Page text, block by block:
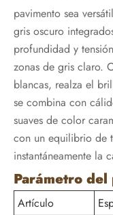
pavimento sea
gris oscuro
profundidad y
zonas de gris claro.
blancas, realza el
se combina con
suaves de color
con un equilibrio de
instantáneamente la
Parámetro
Artículo